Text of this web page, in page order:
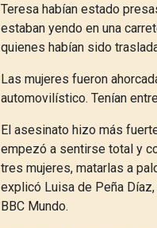
Teresa habían estado
estaban yendo en una
quienes habían sido
Las mujeres fueron
automovilístico. Tenían
El asesinato hizo más
empezó a sentirse total y
tres mujeres, matarlas a
explicó Luisa de Peña
BBC Mundo.